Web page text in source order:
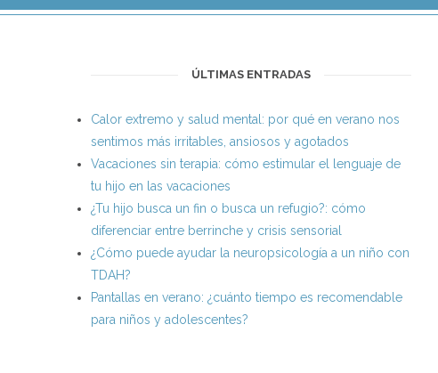
ÚLTIMAS ENTRADAS
Calor extremo y salud mental: por qué en verano nos
sentimos más irritables, ansiosos y agotados
Vacaciones sin terapia: cómo estimular el lenguaje de
tu hijo en las vacaciones
¿Tu hijo busca un fin o busca un refugio?: cómo
diferenciar entre berrinche y crisis sensorial
¿Cómo puede ayudar la neuropsicología a un niño con
TDAH?
Pantallas en verano: ¿cuánto tiempo es recomendable
para niños y adolescentes?